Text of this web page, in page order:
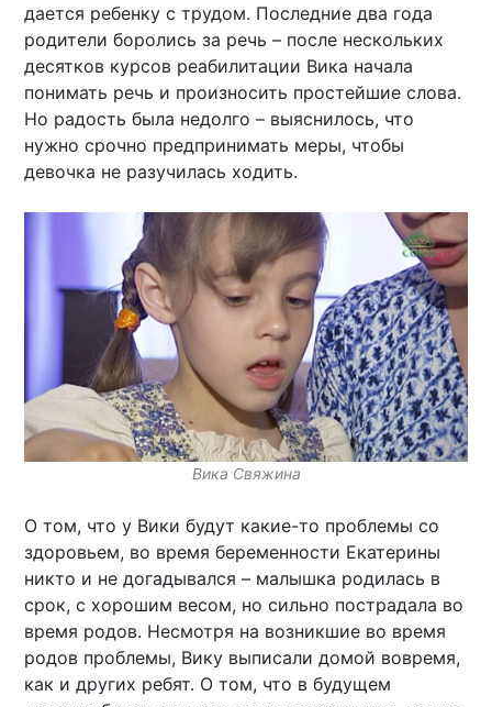
дается ребенку с трудом. Последние два года
родители боролись за речь – после нескольких
десятков курсов реабилитации Вика начала
понимать речь и произносить простейшие слова.
Но радость была недолго – выяснилось, что
нужно срочно предпринимать меры, чтобы
девочка не разучилась ходить.
Вика Свяжина
О том, что у Вики будут какие-то проблемы со
здоровьем, во время беременности Екатерины
никто и не догадывался – малышка родилась в
срок, с хорошим весом, но сильно пострадала во
время родов. Несмотря на возникшие во время
родов проблемы, Вику выписали домой вовремя,
как и других ребят. О том, что в будущем